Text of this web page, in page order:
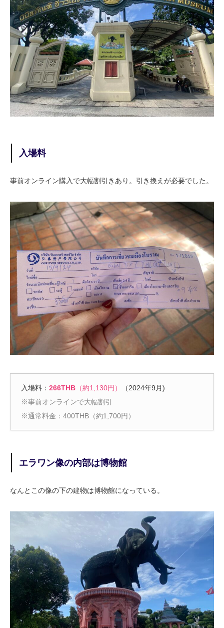
入場料
事前オンライン購入で大幅割引きあり。引き換えが必要でした。
入場料： 266THB （約1,130円）
（2024年9月)
※事前オンラインで大幅割引
※通常料金：400THB（約1,700円）
エラワン像の内部は博物館
なんとこの像の下の建物は博物館になっている。